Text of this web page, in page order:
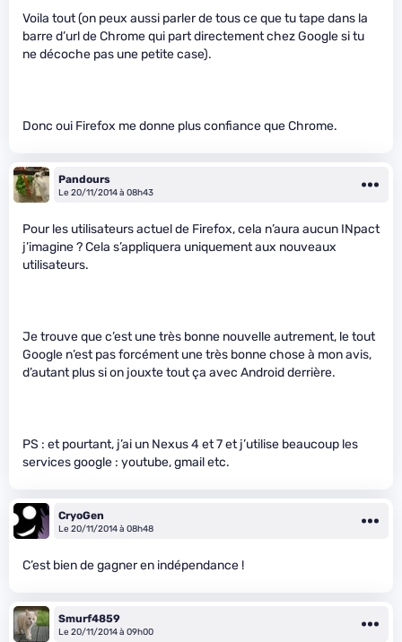
Voila tout (on peux aussi parler de tous ce que tu tape dans la
barre d’url de Chrome qui part directement chez Google si tu
ne décoche pas une petite case).
Donc oui Firefox me donne plus confiance que Chrome.
Pandours
Le 20/11/2014 à 08h43
Pour les utilisateurs actuel de Firefox, cela n’aura aucun INpact
j’imagine ? Cela s’appliquera uniquement aux nouveaux
utilisateurs.
Je trouve que c’est une très bonne nouvelle autrement, le tout
Google n’est pas forcément une très bonne chose à mon avis,
d’autant plus si on jouxte tout ça avec Android derrière.
PS : et pourtant, j’ai un Nexus 4 et 7 et j’utilise beaucoup les
services google : youtube, gmail etc.
CryoGen
Le 20/11/2014 à 08h48
C’est bien de gagner en indépendance !
Smurf4859
Le 20/11/2014 à 09h00